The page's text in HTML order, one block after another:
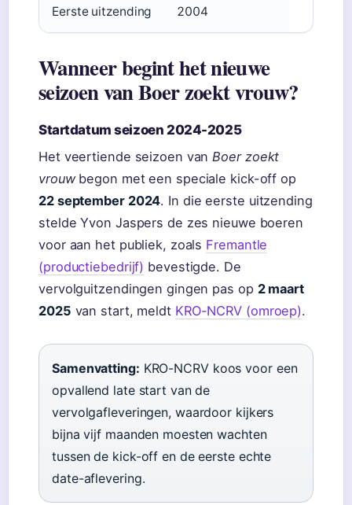
Eerste uitzending 2004
Wanneer begint het nieuwe
seizoen van Boer zoekt vrouw?
Startdatum seizoen 2024-2025
Het veertiende seizoen vanBoer zoekt
vrouwbegon met een speciale kick-off op
22 september 2024. In die eerste uitzending
stelde Yvon Jaspers de zes nieuwe boeren
voor aan het publiek, zoals Fremantle
(productiebedrijf) bevestigde. De
vervolguitzendingen gingen pas op 2 maart
2025 van start, meldt KRO-NCRV (omroep).
Samenvatting: KRO-NCRV koos voor een
opvallend late start van de
vervolgafleveringen, waardoor kijkers
bijna vijf maanden moesten wachten
tussen de kick-off en de eerste echte
date-aflevering.